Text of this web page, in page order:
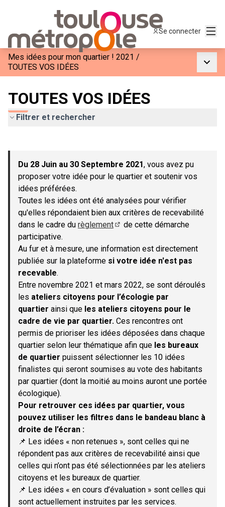
Se connecter
Mes idées pour mon quartier ! 2021 /
TOUTES VOS IDÉES
TOUTES VOS IDÉES
Filtrer et rechercher
−
Du 28 Juin au 30 Septembre 2021, vous avez pu
proposer votre idée pour le quartier et soutenir vos
idées préférées.
Toutes les idées ont été analysées pour vérifier
qu'elles répondaient bien aux critères de recevabilité
dans le cadre du règlement
de cette démarche
participative.
Au fur et à mesure, une information est directement
publiée sur la plateforme si votre idée n'est pas
recevable.
Entre novembre 2021 et mars 2022, se sont déroulés
les ateliers citoyens pour l’écologie par
quartier ainsi que les ateliers citoyens pour le
cadre de vie par quartier. Ces rencontres ont
permis de prioriser les idées déposées dans chaque
quartier selon leur thématique afin que les bureaux
de quartier puissent sélectionner les 10 idées
finalistes qui seront soumises au vote des habitants
par quartier (dont la moitié au moins auront une portée
écologique).
Pour retrouver ces idées par quartier, vous
pouvez utiliser les filtres dans le bandeau blanc à
droite de l’écran :
📌 Les idées « non retenues », sont celles qui ne
répondent pas aux critères de recevabilité ainsi que
celles qui n’ont pas été sélectionnées par les ateliers
citoyens et les bureaux de quartier.
📌 Les idées « en cours d’évaluation » sont celles qui
sont actuellement instruites par les services.